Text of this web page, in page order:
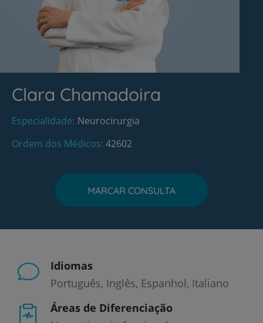
Clara Chamadoira
Especialidade Neurocirurgia
Ordem dos Médicos 42602
MARCAR CONSULTA
Idiomas
Português Inglês Espanhol Italiano
Áreas de Diferenciação